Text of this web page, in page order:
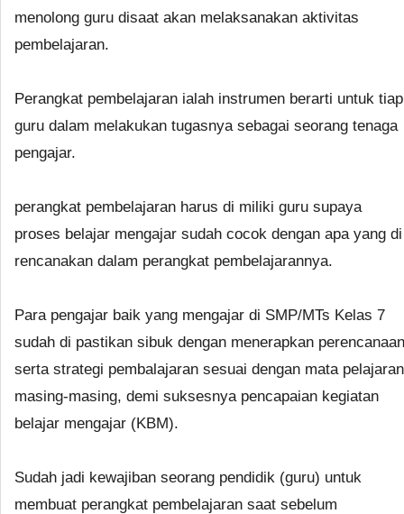
menolong guru disaat akan melaksanakan aktivitas
pembelajaran.
Perangkat pembelajaran ialah instrumen berarti untuk tiap
guru dalam melakukan tugasnya sebagai seorang tenaga
pengajar.
perangkat pembelajaran harus di miliki guru supaya
proses belajar mengajar sudah cocok dengan apa yang di
rencanakan dalam perangkat pembelajarannya.
Para pengajar baik yang mengajar di SMP/MTs Kelas 7
sudah di pastikan sibuk dengan menerapkan perencanaan
serta strategi pembalajaran sesuai dengan mata pelajaran
masing-masing, demi suksesnya pencapaian kegiatan
belajar mengajar (KBM).
Sudah jadi kewajiban seorang pendidik (guru) untuk
membuat perangkat pembelajaran saat sebelum